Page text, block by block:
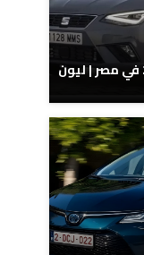
أسعار سيارات سيات 2026 في مصر | ليون